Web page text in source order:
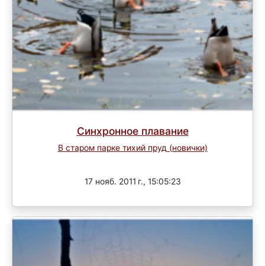
Синхронное плавание
В старом парке тихий пруд (новички)
17 нояб. 2011 г., 15:05:23